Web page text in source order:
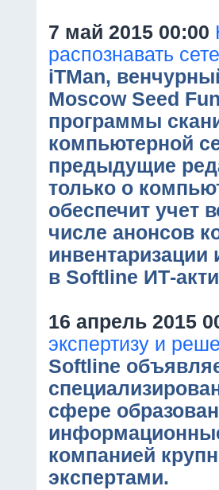
7 май 2015 00:00
распознавать
iTMan,
Moscow Seed
программы
компьютерной
предыдущие
только о
обеспечит учет
числе анонсов
инвентаризации
в Softline ИТ-
16 апрель 2015
экспертизу и
Softline
сфере
компанией
экспертами.